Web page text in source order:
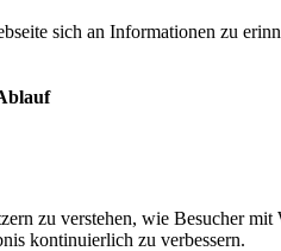
sich an Informationen zu
zu verstehen, wie Besucher
kontinuierlich zu verbessern.